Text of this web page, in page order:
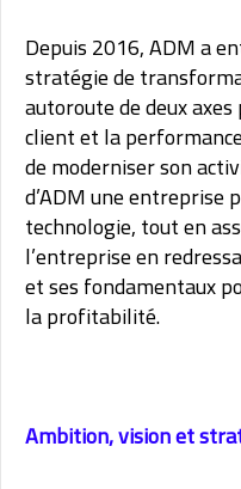
Depuis 2016, ADM a
stratégie de
autoroute de deux
client et la
de moderniser son
d’ADM une entreprise
technologie, tout en
l’entreprise en
et ses fondamentaux
la profitabilité.
Ambition, vision et